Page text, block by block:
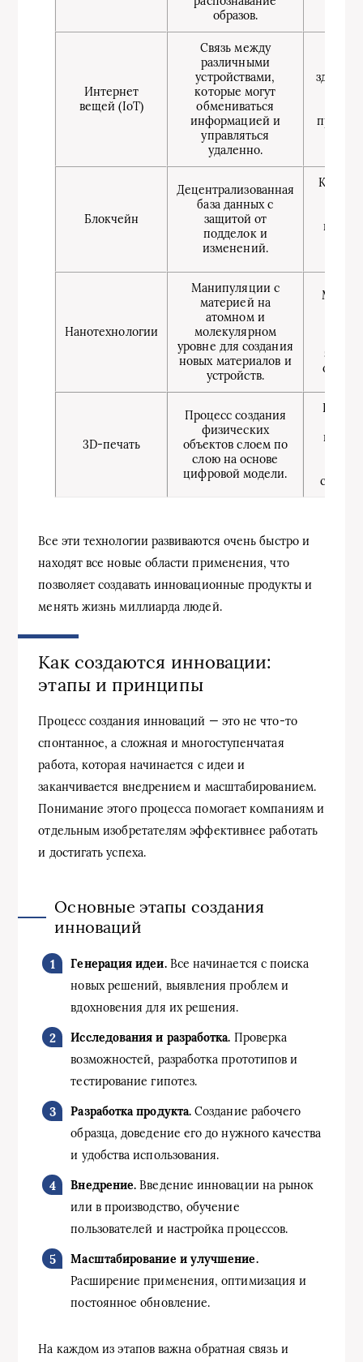
образов.
Интернет
вещей (IoT)
Связь между
различными
устройствами,
которые могут
обмениваться
информацией и
управляться
удаленно.
Блокчейн
Децентрализованная
база данных с
защитой от
подделок и
изменений.
Нанотехнологии
Манипуляции с
материей на
атомном и
молекулярном
уровне для создания
новых материалов и
устройств.
3D-печать
Процесс создания
физических
объектов слоем по
слою на основе
цифровой модели.
Все эти технологии развиваются очень быстро и
находят все новые области применения, что
позволяет создавать инновационные продукты и
менять жизнь миллиарда людей.
Как создаются инновации:
этапы и принципы
Процесс создания инноваций — это не что-то
спонтанное, а сложная и многоступенчатая
работа, которая начинается с идеи и
заканчивается внедрением и масштабированием.
Понимание этого процесса помогает компаниям и
отдельным изобретателям эффективнее работать
и достигать успеха.
Основные этапы создания
инноваций
Генерация идеи.Все начинается с поиска
новых решений, выявления проблем и
вдохновения для их решения.
Исследования и разработка. Проверка
возможностей, разработка прототипов и
тестирование гипотез.
Разработка продукта. Создание рабочего
образца, доведение его до нужного качества
и удобства использования.
Внедрение. Введение инновации на рынок
или в производство, обучение
пользователей и настройка процессов.
Масштабирование и улучшение.
Расширение применения, оптимизация и
постоянное обновление.
На каждом из этапов важна обратная связь и